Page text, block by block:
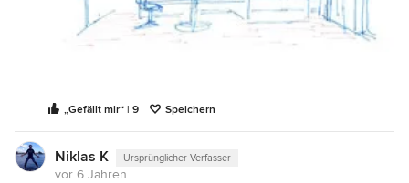
„Gefällt mir“ | 9 Speichern
Niklas K Ursprünglicher Verfasser
vor 6 Jahren